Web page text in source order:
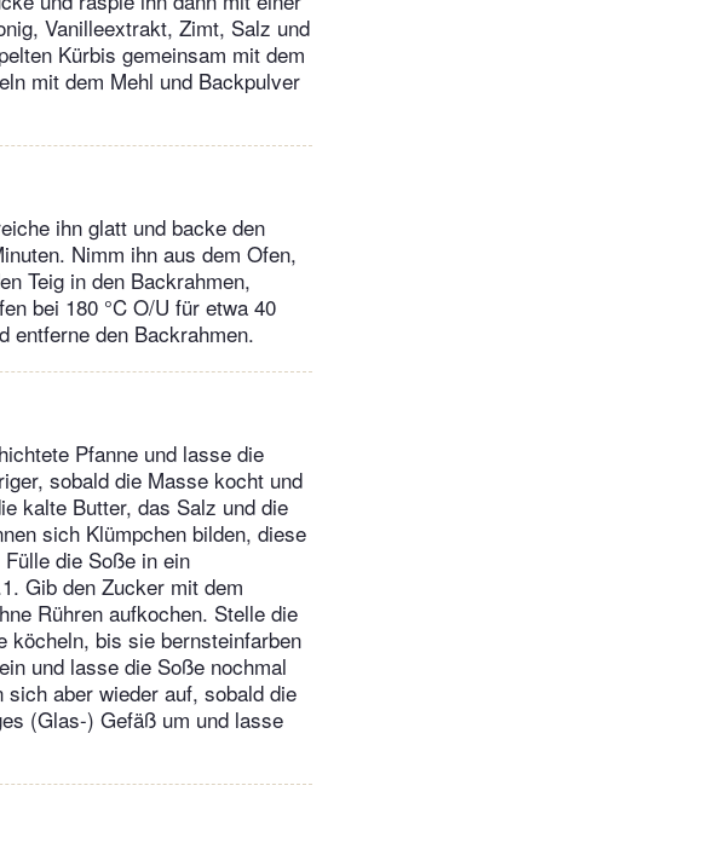
Vanilleextrakt, Zimt, Salz und
Kürbis gemeinsam mit dem
mit dem Mehl und Backpulver
ihn glatt und backe den
Nimm ihn aus dem Ofen,
Teig in den Backrahmen,
bei 180 °C O/U für etwa 40
entferne den Backrahmen.
Pfanne und lasse die
sobald die Masse kocht und
kalte Butter, das Salz und die
sich Klümpchen bilden, diese
die Soße in ein
Gib den Zucker mit dem
Rühren aufkochen. Stelle die
köcheln, bis sie bernsteinfarben
und lasse die Soße nochmal
aber wieder auf, sobald die
(Glas-) Gefäß um und lasse